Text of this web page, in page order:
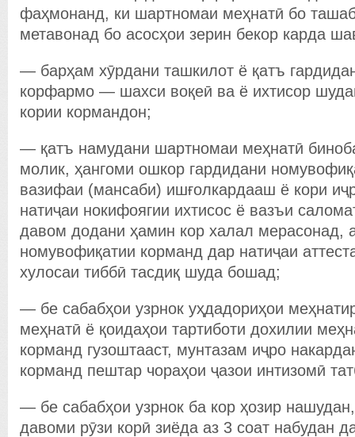
фаҳмонанд, ки шартномаи меҳнатӣ бо
метавонад бо асосҳои зерин бекор карда
— барҳам хӯрдани ташкилот ё қатъ
корфармо — шахси воқеӣ ва ё ихтисор
кории кормандон;
— қатъ намудани шартномаи меҳнатӣ
молик, ҳангоми ошкор гардидани
вазифаи (мансаби) ишғолкардааш ё кори
натиҷаи нокифоягии ихтисос ё вазъи
давом додани ҳамин кор халал мерасонад,
номувофиқатии корманд дар натиҷаи
хулосаи тиббӣ тасдиқ шуда бошад;
— бе сабабҳои узрнок уҳдадориҳои
меҳнатӣ ё қоидаҳои тартиботи дохилии
корманд гузоштааст, мунтазам иҷро
корманд пештар чораҳои ҷазои интизомӣ
— бе сабабҳои узрнок ба кор ҳозир
давоми рӯзи корӣ зиёда аз 3 соат набудан